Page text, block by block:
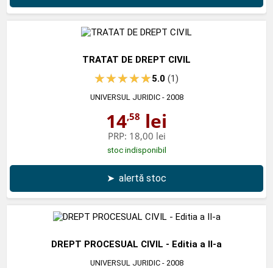
TRATAT DE DREPT CIVIL
5.0(1)
UNIVERSUL JURIDIC- 2008
14,58 lei
PRP: 18,00 lei
stoc indisponibil
➤ alertă stoc
DREPT PROCESUAL CIVIL - Editia a II-a
UNIVERSUL JURIDIC- 2008